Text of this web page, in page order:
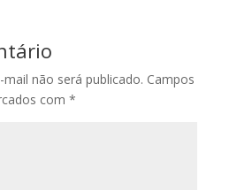
não será publicado. Campos
com *